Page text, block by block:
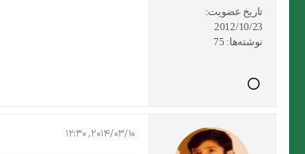
تاریخ عضویت:
2012/10/23
نوشته‌ها: 75
2014/03/10, 12:30